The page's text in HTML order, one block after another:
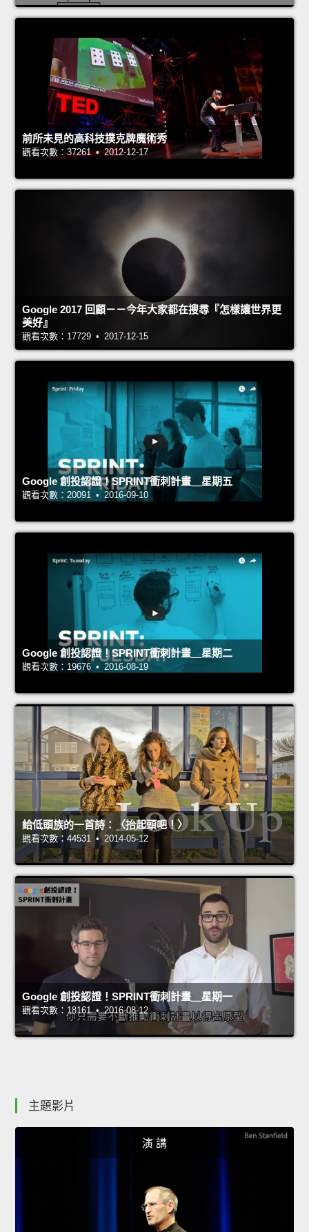
前所未見的高科技撲克牌魔術秀
觀看次數：37261 • 2012-12-17
Google 2017 回顧－－今年大家都在搜尋『怎樣讓世界更
美好』
觀看次數：17729 • 2017-12-15
Google 創投認證！SPRINT衝刺計畫＿星期五
觀看次數：20091 • 2016-09-10
Google 創投認證！SPRINT衝刺計畫＿星期二
觀看次數：19676 • 2016-08-19
給低頭族的一首詩：〈抬起頭吧！〉
觀看次數：44531 • 2014-05-12
Google 創投認證！SPRINT衝刺計畫＿星期一
觀看次數：18161 • 2016-08-12
主題影片
演 講